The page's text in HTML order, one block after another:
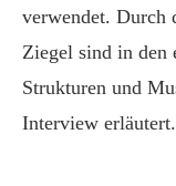
verwendet. Durch
Ziegel sind in den
Strukturen und
Interview erläutert.